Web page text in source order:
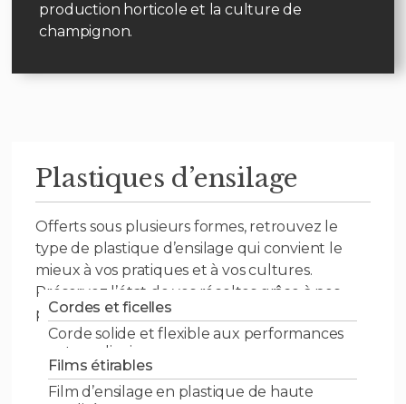
production horticole et la culture de
champignon.
Plastiques d’ensilage
Offerts sous plusieurs formes, retrouvez le
type de plastique d’ensilage qui convient le
mieux à vos pratiques et à vos cultures.
Préservez l’état de vos récoltes grâce à nos
plastiques de qualité supérieure.
Cordes et ficelles
Corde solide et flexible aux performances
extraordinaire
VOIR LES PRODUITS
Films étirables
Film d’ensilage en plastique de haute